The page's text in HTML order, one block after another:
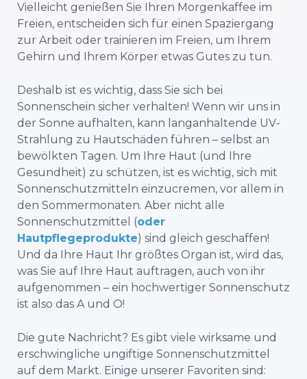
Vielleicht genießen Sie Ihren Morgenkaffee im
Freien, entscheiden sich für einen Spaziergang
zur Arbeit oder trainieren im Freien, um Ihrem
Gehirn und Ihrem Körper etwas Gutes zu tun.
Deshalb ist es wichtig, dass Sie sich bei
Sonnenschein sicher verhalten! Wenn wir uns in
der Sonne aufhalten, kann langanhaltende UV-
Strahlung zu Hautschäden führen – selbst an
bewölkten Tagen. Um Ihre Haut (und Ihre
Gesundheit) zu schützen, ist es wichtig, sich mit
Sonnenschutzmitteln einzucremen, vor allem in
den Sommermonaten. Aber nicht alle
Sonnenschutzmittel (oder
Hautpflegeprodukte) sind gleich geschaffen!
Und da Ihre Haut Ihr größtes Organ ist, wird das,
was Sie auf Ihre Haut auftragen, auch von ihr
aufgenommen – ein hochwertiger Sonnenschutz
ist also das A und O!
Die gute Nachricht? Es gibt viele wirksame und
erschwingliche ungiftige Sonnenschutzmittel
auf dem Markt. Einige unserer Favoriten sind: